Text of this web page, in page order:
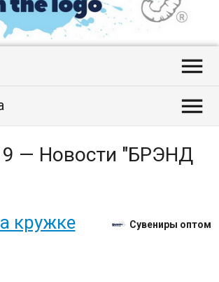


— Новости "БРЭНД
кружке Сувениры оптом